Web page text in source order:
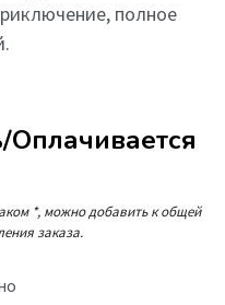
полное
Оплачивается
*, можно добавить к общей
заказа.